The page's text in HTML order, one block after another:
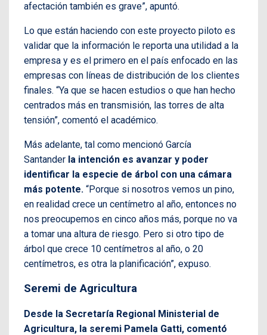
afectación también es grave”, apuntó.
Lo que están haciendo con este proyecto piloto es
validar que la información le reporta una utilidad a la
empresa y es el primero en el país enfocado en las
empresas con líneas de distribución de los clientes
finales. “Ya que se hacen estudios o que han hecho
centrados más en transmisión, las torres de alta
tensión”, comentó el académico.
Más adelante, tal como mencionó García
Santander la intención es avanzar y poder
identificar la especie de árbol con una cámara
más potente. “Porque si nosotros vemos un pino,
en realidad crece un centímetro al año, entonces no
nos preocupemos en cinco años más, porque no va
a tomar una altura de riesgo. Pero si otro tipo de
árbol que crece 10 centímetros al año, o 20
centímetros, es otra la planificación”, expuso.
Seremi de Agricultura
Desde la Secretaría Regional Ministerial de
Agricultura, la seremi Pamela Gatti, comentó